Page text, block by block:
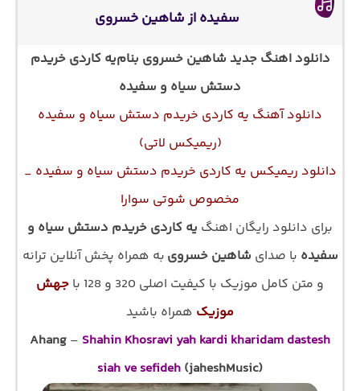
سفیده از شاهین خسروی
دانلود اهنگ جدید شاهین خسروی بنامیه کاردی خریدم
دستش سیاه و سفیده
دانلود آهنگ یه کاردی خریدم دستش سیاه و سفیده
(ریمیکس لاتی)
دانلود ریمیکس یه کاردی خریدم دستش سیاه و سفیده _
مخصوص شوتی سوارا
برای دانلود رایگان اهنگ یه کاردی خریدم دستش سیاه و
سفیده با صدای شاهین خسروی به همراه پخش آنلاین ترانه
و متن کامل موزیک با کیفیت اصلی 320 و 128 با
جهش
موزیک همراه باشید
Ahang – Shahin Khosravi yah kardi kharidam dastesh
siah ve sefideh (jaheshMusic)